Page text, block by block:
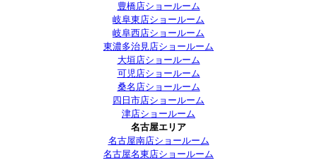
豊橋店ショールーム
岐阜東店ショールーム
岐阜西店ショールーム
東濃多治見店ショールーム
大垣店ショールーム
可児店ショールーム
桑名店ショールーム
四日市店ショールーム
津店ショールーム
名古屋エリア
名古屋南店ショールーム
名古屋名東店ショールーム